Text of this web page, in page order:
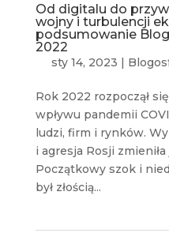
Od digitalu do
wojny i turbulencji
podsumowanie
2022
sty 14, 2023 |
Rok 2022 rozpoczął
wpływu pandemii
ludzi, firm i rynków.
i agresja Rosji
Początkowy szok i
był złością...